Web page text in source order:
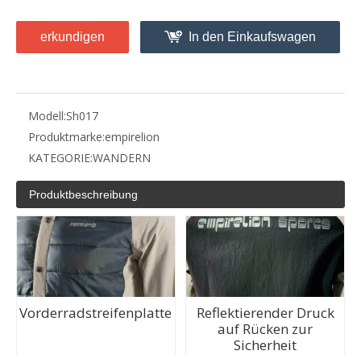
erkundigen In den Einkaufswagen
Modell:Sh017
Produktmarke:empirelion
KATEGORIE:WANDERN
Produktbeschreibung
Vorderradstreifenplatte
Reflektierender Druck
auf Rücken zur
Sicherheit